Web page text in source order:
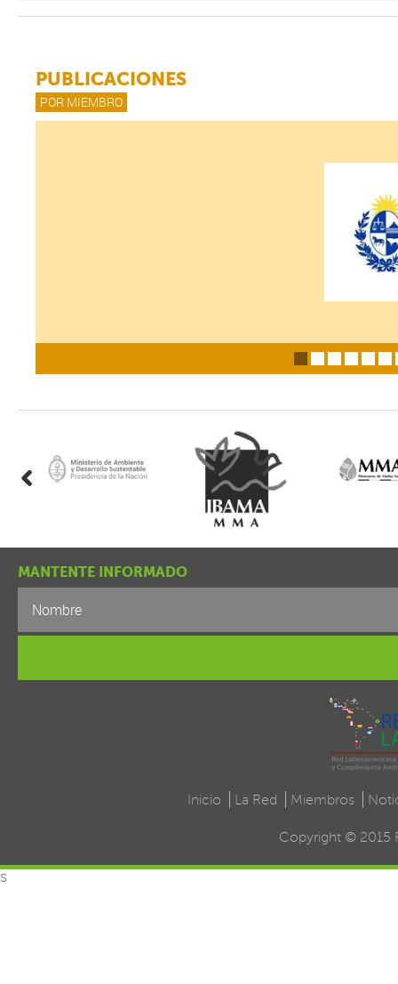
PUBLICACIONES
POR MIEMBRO
i
MANTENTE INFORMADO
Inicio La Red Miembros
Copyright © 2015
s